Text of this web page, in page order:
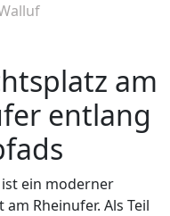
am
entlang
ein moderner
Rheinufer. Als Teil